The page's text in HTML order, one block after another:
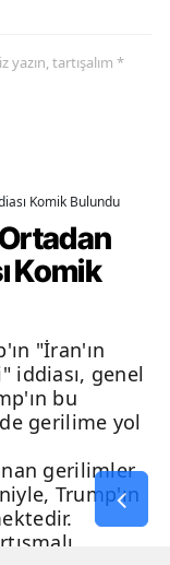
tartışalım *
Komik Bulundu
Komik
"İran'ın
iddiası, genel
bu
gerilime yol
gerilimler
Trump'ın